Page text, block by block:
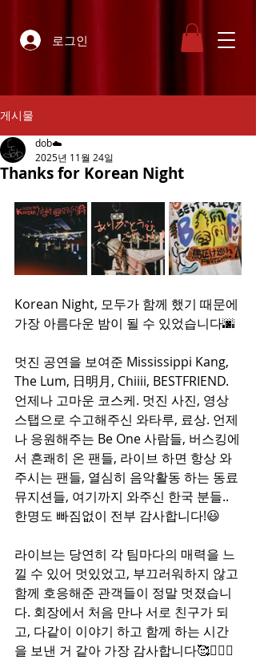
로그인
게시물
Thanks for Korean Night
dob☁️
2025년 11월 24일
Korean Night, 모두가 함께 했기 때문에
가장 아름다운 밤이 될 수 있었습니다🌆
멋진 공연을 보여준 Mississippi Kang,
The Lum, 日明月, Chiiii, BESTFRIEND.
언제나 고마운 코스케. 멋진 사진, 영상
스탭으로 수고해주신 와타루, 료상. 언제
나 응원해주는 Be One 사람들, 버스킹에
서 흔쾌히 온 팬들, 라이브 하면 항상 와
주시는 팬들, 열심히 음악활동 하는 동료
뮤지션들, 여기까지 와주신 한국 분들..
한명도 빠짐없이 전부 감사합니다!😃
라이브는 당연히 각 팀마다의 매력을 느
낄 수 있어 멋있었고, 부끄러워하지 않고
함께 호응해준 관객들이 정말 멋졌습니
다. 회장에서 처음 만나 서로 친구가 되
고, 다같이 이야기 하고 함께 하는 시간
을 보낸 거 같아 가장 감사합니다🥰🙇🏻‍♀️